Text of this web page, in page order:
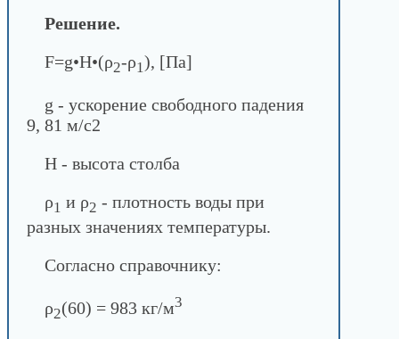
Решение.
F=g•H•(ρ2-ρ1), [Па]
g - ускорение свободного падения
9, 81 м/с2
Н - высота столба
ρ1 и ρ2 - плотность воды при
разных значениях температуры.
Согласно справочнику:
ρ2(60) = 983 кг/м3